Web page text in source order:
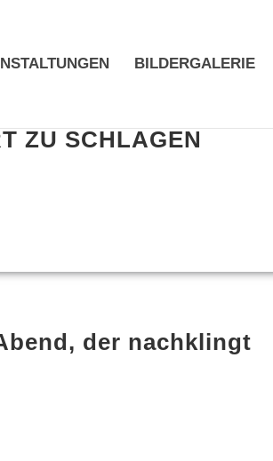
BILDERGALERIE
ZU SCHLAGEN
der nachklingt